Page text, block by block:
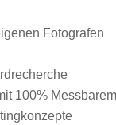
Fotografen
100%